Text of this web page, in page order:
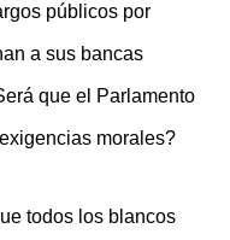
públicos por
a sus bancas
que el Parlamento
morales?
todos los blancos